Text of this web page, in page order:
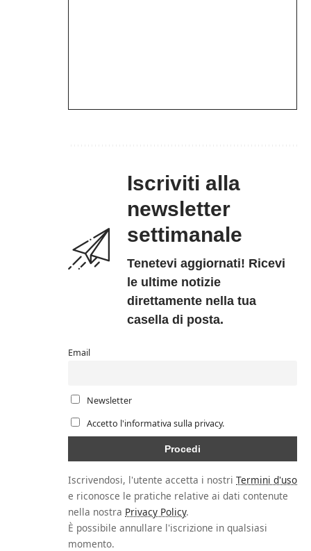
Iscriviti alla
newsletter
settimanale
Tenetevi aggiornati! Ricevi
le ultime notizie
direttamente nella tua
casella di posta.
Email
Newsletter
Accetto l'informativa sulla privacy.
Iscrivendosi, l'utente accetta i nostri Termini d'uso
e riconosce le pratiche relative ai dati contenute
nella nostra Privacy Policy.
È possibile annullare l'iscrizione in qualsiasi
momento.